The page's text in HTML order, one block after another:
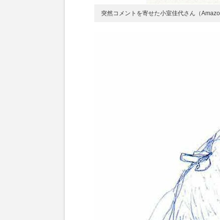
突然コメントを寄せた小室佳代さん（